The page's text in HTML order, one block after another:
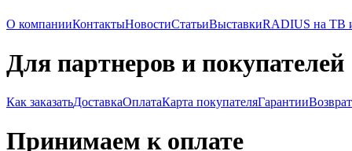
О компанииКонтактыНовостиСтатьиВыставкиRADIUS на ТВ
Для партнеров и покупателей
Как заказатьДоставкаОплатаКарта покупателяГарантии
Принимаем к оплате